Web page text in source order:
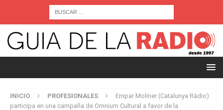
INICIO PROFESIONALES
Empar Moliner (Catalunya Ràdio)
participa en una campaña de Omnium Cultural a favor de la